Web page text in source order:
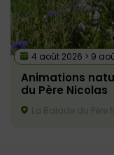
4 août 2026 > 9
Animations
du Père Nicolas
La Balade du Père